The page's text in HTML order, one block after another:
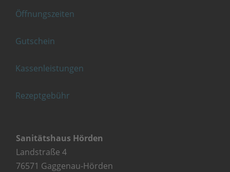
Öffnungszeiten
Gutschein
Kassenleistungen
Rezeptgebühr
Sanitätshaus Hörden
Landstraße 4
76571 Gaggenau-Hörden